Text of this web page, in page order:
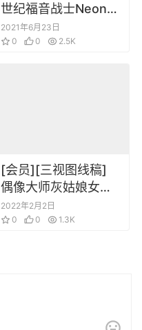
世纪福音战士Neon
Genesis Evangelion
TV 动画设定集
2021年6月23日
0
0 2.5K
[会员][三视图线稿]
偶像大师灰姑娘女孩
动画线稿原画集
2022年2月2日
0
0 1.3K